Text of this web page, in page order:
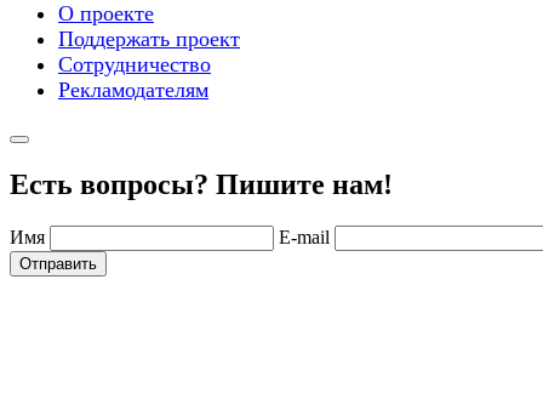
О проекте
Поддержать проект
Сотрудничество
Рекламодателям
Есть вопросы? Пишите нам!
Имя E-mail